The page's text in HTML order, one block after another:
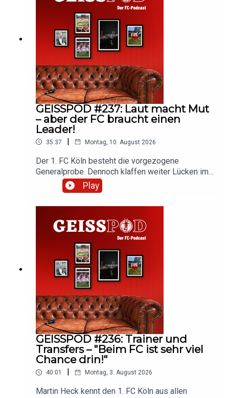
GEISSPOD #237: Laut macht Mut
– aber der FC braucht einen
Leader!
35:37 | Montag, 10. August 2026
Der 1. FC Köln besteht die vorgezogene
Generalprobe. Dennoch klaffen weiter Lücken im
Kader. Marc spricht mit kicker-Legende Frank
Lußem über den Stand der FC-Vorbereitung. Hört
rein und diskutiert mit!
Play
GEISSPOD #236: Trainer und
Transfers – "Beim FC ist sehr viel
Chance drin!"
40:01 | Montag, 3. August 2026
Martin Heck kennt den 1. FC Köln aus allen